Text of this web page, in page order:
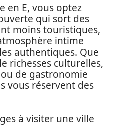
en E, vous optez
qui sort des
moins touristiques,
intime
authentiques. Que
richesses culturelles,
de gastronomie
vous réservent des
à visiter une ville